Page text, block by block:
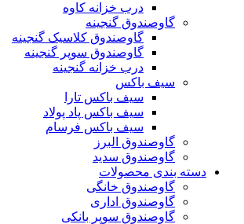
درب خزانه کاوه
گاوصندوق گنجینه
گاوصندوق کلاسیک گنجینه
گاوصندوق سوپر گنجینه
درب خزانه گنجینه
سیف باکس
سیف باکس تارا
سیف باکس پاد پولاد
سیف باکس فرسام
گاوصندوق البرز
گاوصندوق سدید
دسته بندی محصولات
گاوصندوق خانگی
گاوصندوق اداری
گاوصندوق سوپر بانکی